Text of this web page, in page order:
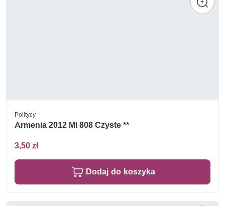
Politycy
Armenia 2012 Mi 808 Czyste **
3,50 zł
Dodaj do koszyka